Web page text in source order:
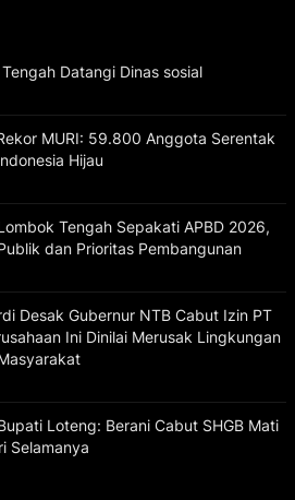
Datangi Dinas sosial
MURI: 59.800 Anggota Serentak
Hijau
Tengah Sepakati APBD 2026,
dan Prioritas Pembangunan
Desak Gubernur NTB Cabut Izin PT
Ini Dinilai Merusak Lingkungan
Loteng: Berani Cabut SHGB Mati
Selamanya